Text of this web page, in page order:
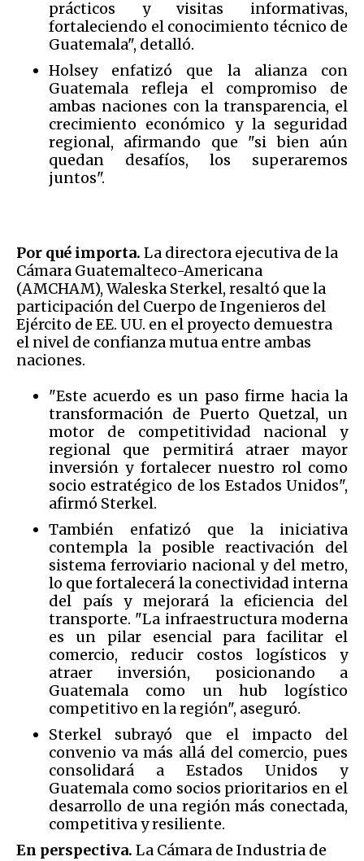
prácticos y visitas informativas,
fortaleciendo el conocimiento técnico de
Guatemala", detalló.
Holsey enfatizó que la alianza con
Guatemala refleja el compromiso de
ambas naciones con la transparencia, el
crecimiento económico y la seguridad
regional, afirmando que "si bien aún
quedan desafíos, los superaremos
juntos".
Por qué importa. La directora ejecutiva de la
Cámara Guatemalteco-Americana
(AMCHAM), Waleska Sterkel, resaltó que la
participación del Cuerpo de Ingenieros del
Ejército de EE. UU. en el proyecto demuestra
el nivel de confianza mutua entre ambas
naciones.
"Este acuerdo es un paso firme hacia la
transformación de Puerto Quetzal, un
motor de competitividad nacional y
regional que permitirá atraer mayor
inversión y fortalecer nuestro rol como
socio estratégico de los Estados Unidos",
afirmó Sterkel.
También enfatizó que la iniciativa
contempla la posible reactivación del
sistema ferroviario nacional y del metro,
lo que fortalecerá la conectividad interna
del país y mejorará la eficiencia del
transporte. "La infraestructura moderna
es un pilar esencial para facilitar el
comercio, reducir costos logísticos y
atraer inversión, posicionando a
Guatemala como un hub logístico
competitivo en la región", aseguró.
Sterkel subrayó que el impacto del
convenio va más allá del comercio, pues
consolidará a Estados Unidos y
Guatemala como socios prioritarios en el
desarrollo de una región más conectada,
competitiva y resiliente.
En perspectiva. La Cámara de Industria de